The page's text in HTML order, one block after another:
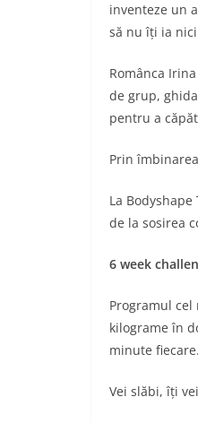
inventeze un
să nu îți ia
Românca
de grup,
pentru a
Prin
La
de la sosirea
6 week
Programul cel
kilograme în
minute fiecare.
Vei slăbi, îți